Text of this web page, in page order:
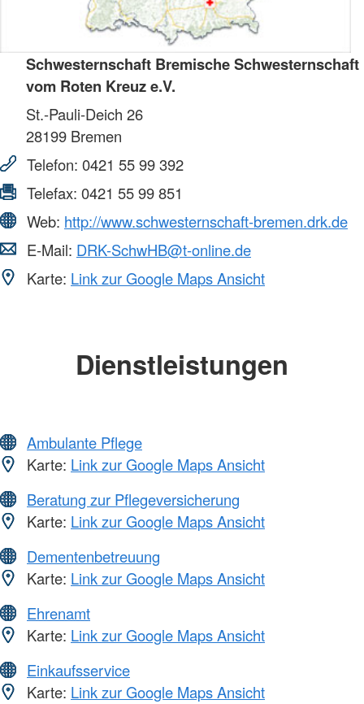
Schwesternschaft Bremische Schwesternschaft
vom Roten Kreuz e.V.
St.-Pauli-Deich 26
28199 Bremen
Telefon: 0421 55 99 392
Telefax: 0421 55 99 851
Web: http://www.schwesternschaft-bremen.drk.de
E-Mail: DRK-SchwHB@t-online.de
Karte: Link zur Google Maps Ansicht
Dienstleistungen
Ambulante Pflege
Karte: Link zur Google Maps Ansicht
Beratung zur Pflegeversicherung
Karte: Link zur Google Maps Ansicht
Dementenbetreuung
Karte: Link zur Google Maps Ansicht
Ehrenamt
Karte: Link zur Google Maps Ansicht
Einkaufsservice
Karte: Link zur Google Maps Ansicht